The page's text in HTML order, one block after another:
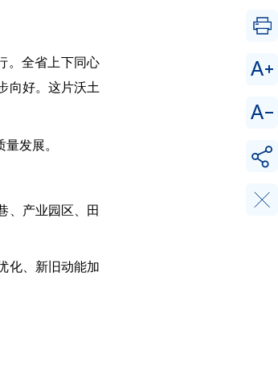
。全省上下同心
向好。这片沃土
发展。
、产业园区、田
化、新旧动能加